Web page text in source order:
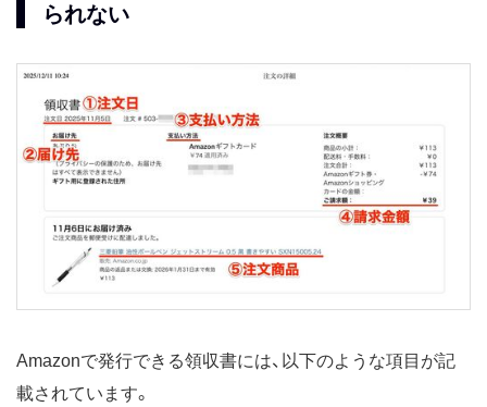
られない
Amazonで発行できる領収書には、以下のような項目が記
載されています。